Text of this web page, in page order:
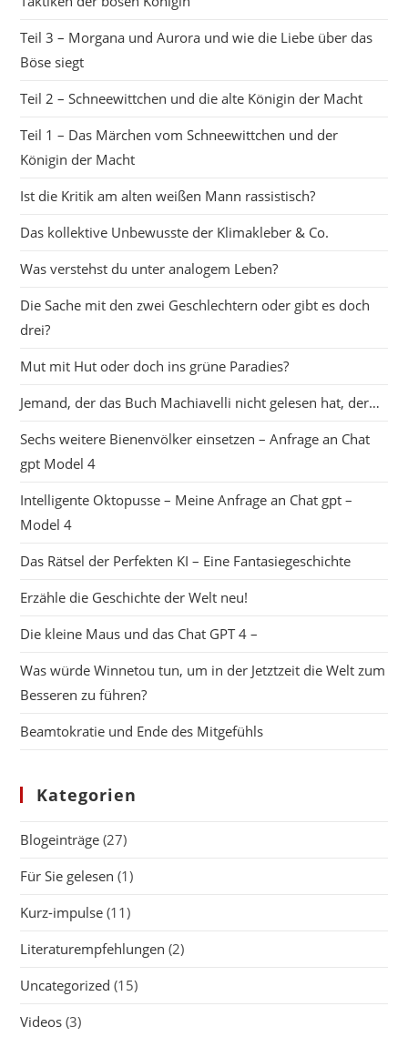
Teil 3 – Morgana und Aurora und wie die Liebe über das
Böse siegt
Teil 2 – Schneewittchen und die alte Königin der Macht
Teil 1 – Das Märchen vom Schneewittchen und der
Königin der Macht
Ist die Kritik am alten weißen Mann rassistisch?
Das kollektive Unbewusste der Klimakleber & Co.
Was verstehst du unter analogem Leben?
Die Sache mit den zwei Geschlechtern oder gibt es doch
drei?
Mut mit Hut oder doch ins grüne Paradies?
Jemand, der das Buch Machiavelli nicht gelesen hat, der…
Sechs weitere Bienenvölker einsetzen – Anfrage an Chat
gpt Model 4
Intelligente Oktopusse – Meine Anfrage an Chat gpt –
Model 4
Das Rätsel der Perfekten KI – Eine Fantasiegeschichte
Erzähle die Geschichte der Welt neu!
Die kleine Maus und das Chat GPT 4 –
Was würde Winnetou tun, um in der Jetztzeit die Welt zum
Besseren zu führen?
Beamtokratie und Ende des Mitgefühls
Kategorien
Blogeinträge (27)
Für Sie gelesen (1)
Kurz-impulse (11)
Literaturempfehlungen (2)
Uncategorized (15)
Videos (3)